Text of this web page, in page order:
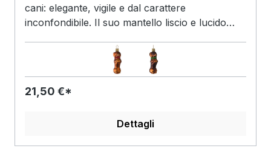
cani: elegante, vigile e dal carattere
inconfondibile. Il suo mantello liscio e lucido
silhouette con la schiena lunga e le zampe
corte. Nonostante le sue dimensioni compatte,
irradia sicurezza di sé e una certa calma. È
conosciuto come un compagno fedele che
un po' orgoglioso. È proprio questo mix di
21,50 €*
Dettagli